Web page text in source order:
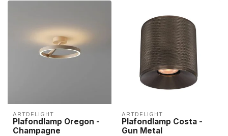
ARTDELIGHT
Plafondlamp Oregon -
Champagne
ARTDELIGHT
Plafondlamp Costa -
Gun Metal